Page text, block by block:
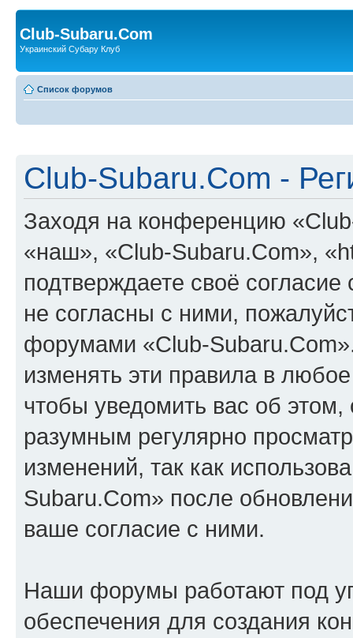
Club-Subaru.Com
Украинский Субару Клуб
Список форумов
Club-Subaru.Com -
Заходя на конференцию
«наш», «Club-Subaru.Com»,
подтверждаете своё
не согласны с ними,
форумами «Club-
изменять эти правила в
чтобы уведомить вас об
разумным регулярно
изменений, так как
Subaru.Com» после
ваше согласие с ними.
Наши форумы работают под
обеспечения для создания